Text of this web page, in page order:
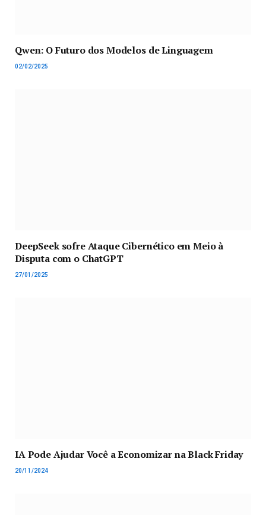
Qwen: O Futuro dos Modelos de Linguagem
02/02/2025
DeepSeek sofre Ataque Cibernético em Meio à
Disputa com o ChatGPT
27/01/2025
IA Pode Ajudar Você a Economizar na Black Friday
20/11/2024